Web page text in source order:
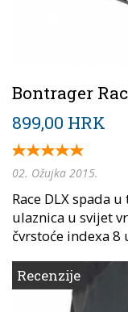
Bontrager
899,00 HRK
02. Ožujka 2015.
Race DLX spada
ulaznica u svijet
čvrstoće indexa 8
Recenzije